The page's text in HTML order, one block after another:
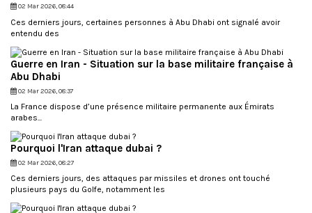
02 Mar 2026, 08:44
Ces derniers jours, certaines personnes à Abu Dhabi ont signalé avoir
entendu des
Guerre en Iran - Situation sur la base militaire française à
Abu Dhabi
02 Mar 2026, 08:37
La France dispose d’une présence militaire permanente aux Émirats
arabes...
Pourquoi l'Iran attaque dubai ?
02 Mar 2026, 08:27
Ces derniers jours, des attaques par missiles et drones ont touché
plusieurs pays du Golfe, notamment les